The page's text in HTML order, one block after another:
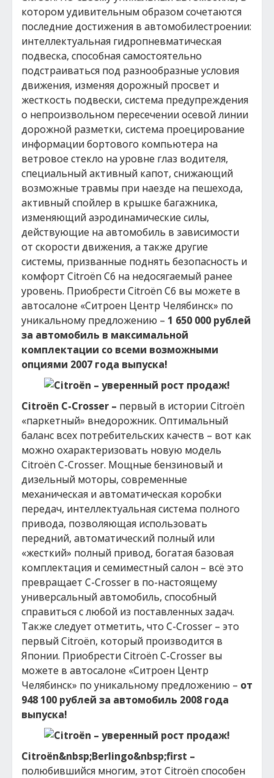
котором удивительным образом сочетаются
последние достижения в автомобилестроении:
интеллектуальная гидропневматическая
подвеска, способная самостоятельно
подстраиваться под разнообразные условия
движения, изменяя дорожный просвет и
жесткость подвески, система предупреждения
о непроизвольном пересечении осевой линии
дорожной разметки, система проецирование
информации бортового компьютера на
ветровое стекло на уровне глаз водителя,
специальный активный капот, снижающий
возможные травмы при наезде на пешехода,
активный спойлер в крышке багажника,
изменяющий аэродинамические силы,
действующие на автомобиль в зависимости
от скорости движения, а также другие
системы, призванные поднять безопасность и
комфорт Citroёn C6 на недосягаемый ранее
уровень. Приобрести Citroёn C6 вы можете в
автосалоне «Ситроен Центр Челябинск» по
уникальному предложению – 1 650 000 рублей
за автомобиль в максимальной
комплектации со всеми возможными
опциями 2007 года выпуска!
Citroёn C-Crosser – первый в истории Citroёn
«паркетный» внедорожник. Оптимальный
баланс всех потребительских качеств – вот как
можно охарактеризовать новую модель
Citroёn C-Crosser. Мощные бензиновый и
дизельный моторы, современные
механическая и автоматическая коробки
передач, интеллектуальная система полного
привода, позволяющая использовать
передний, автоматический полный или
«жесткий» полный привод, богатая базовая
комплектация и семиместный салон – всё это
превращает C-Crosser в по-настоящему
универсальный автомобиль, способный
справиться с любой из поставленных задач.
Также следует отметить, что C-Crosser – это
первый Citroёn, который производится в
Японии. Приобрести Citroёn C-Crosser вы
можете в автосалоне «Ситроен Центр
Челябинск» по уникальному предложению – от
948 100 рублей за автомобиль 2008 года
выпуска!
Citroёn&nbsp;Berlingo&nbsp;first –
полюбившийся многим, этот Citroёn способен